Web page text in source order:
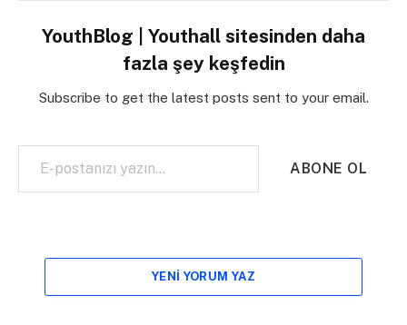
YouthBlog | Youthall sitesinden daha
fazla şey keşfedin
Subscribe to get the latest posts sent to your email.
E-postanızı yazın…
ABONE OL
YENI YORUM YAZ